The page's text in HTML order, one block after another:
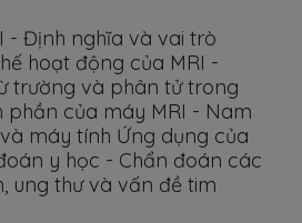
- Định nghĩa và vai trò
hoạt động của MRI -
trường và phân tử trong
phần của máy MRI - Nam
máy tính Ứng dụng của
y học - Chẩn đoán các
ung thư và vấn đề tim